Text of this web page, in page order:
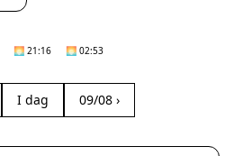
🌅 21:16 🌅 02:53
I dag 09/08 ›